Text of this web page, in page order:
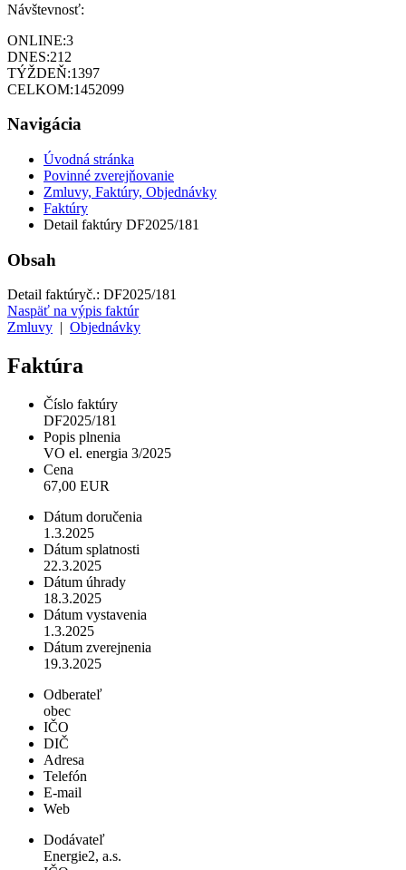
Návštevnosť:
ONLINE:3
DNES:212
TÝŽDEŇ:1397
CELKOM:1452099
Navigácia
Úvodná stránka
Povinné zverejňovanie
Zmluvy, Faktúry, Objednávky
Faktúry
Detail faktúry DF2025/181
Obsah
Detail faktúryč.: DF2025/181
Naspäť na výpis faktúr
Zmluvy
Objednávky
Faktúra
Číslo faktúry
DF2025/181
Popis plnenia
VO el. energia 3/2025
Cena
67,00 EUR
Dátum doručenia
1.3.2025
Dátum splatnosti
22.3.2025
Dátum úhrady
18.3.2025
Dátum vystavenia
1.3.2025
Dátum zverejnenia
19.3.2025
Odberateľ
obec
IČO
DIČ
Adresa
Telefón
E-mail
Web
Dodávateľ
Energie2, a.s.